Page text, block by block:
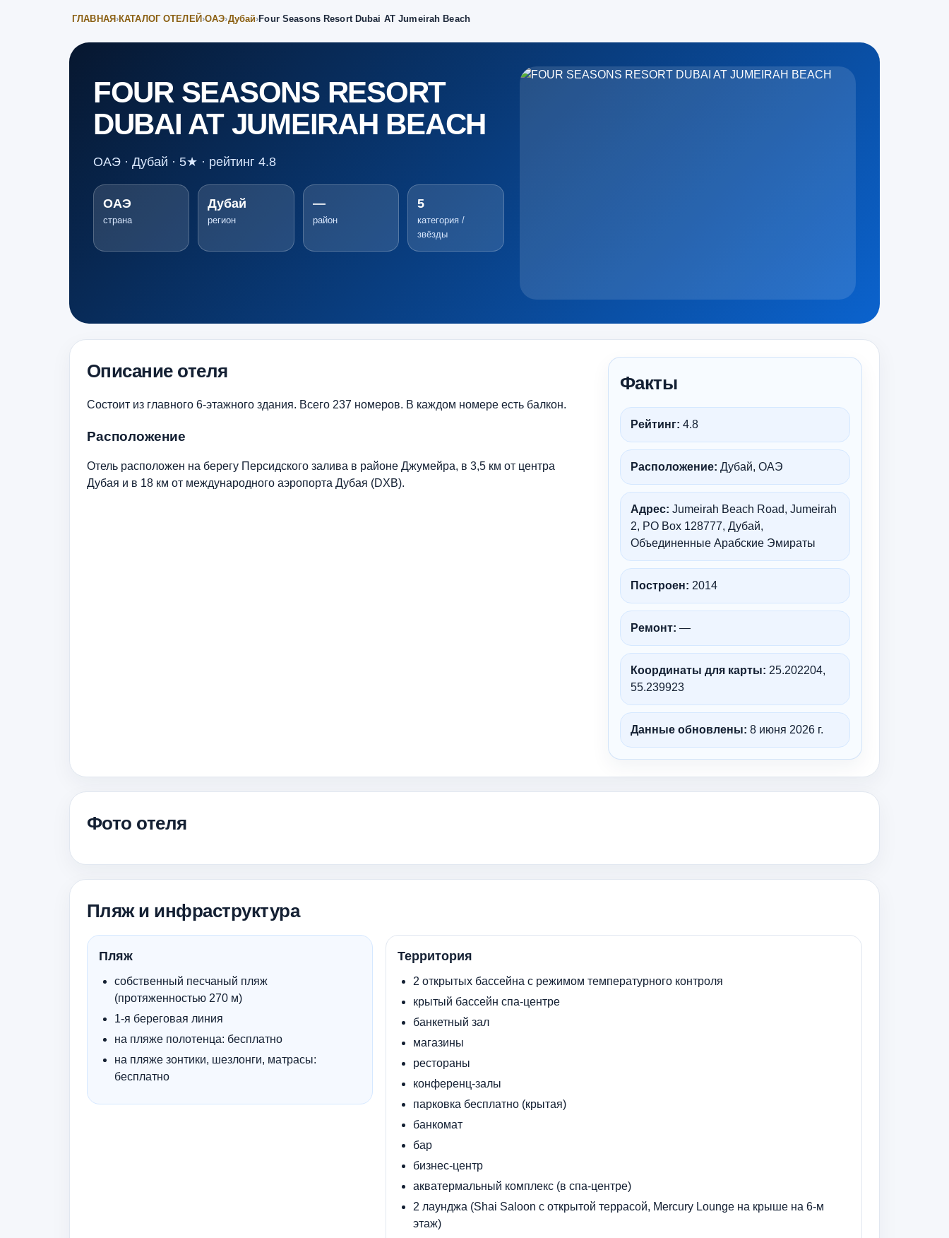
ГЛАВНАЯ ›КАТАЛОГ ОТЕЛЕЙ ›ОАЭ›Дубай›Four Seasons Resort Dubai AT Jumeirah Beach
FOUR SEASONS RESORT
DUBAI AT JUMEIRAH BEACH
ОАЭ · Дубай · 5★ · рейтинг 4.8
ОАЭ
страна
Дубай
регион
—
район
5
категория /
звёзды
Описание отеля
Состоит из главного 6-этажного здания. Всего 237 номеров. В каждом номере есть балкон.
Расположение
Отель расположен на берегу Персидского залива в районе Джумейра, в 3,5 км от центра
Дубая и в 18 км от международного аэропорта Дубая (DXB).
Факты
Рейтинг: 4.8
Расположение: Дубай, ОАЭ
Адрес: Jumeirah Beach Road, Jumeirah
2, PO Box 128777, Дубай,
Объединенные Арабские Эмираты
Построен: 2014
Ремонт: —
Координаты для карты: 25.202204,
55.239923
Данные обновлены: 8 июня 2026 г.
Фото отеля
Пляж и инфраструктура
Пляж
собственный песчаный пляж
(протяженностью 270 м)
1-я береговая линия
на пляже полотенца: бесплатно
на пляже зонтики, шезлонги, матрасы:
бесплатно
Территория
2 открытых бассейна с режимом температурного контроля
крытый бассейн спа-центре
банкетный зал
магазины
рестораны
конференц-залы
парковка бесплатно (крытая)
банкомат
бар
бизнес-центр
акватермальный комплекс (в спа-центре)
2 лаунджа (Shai Saloon с открытой террасой, Mercury Lounge на крыше на 6-м
этаж)